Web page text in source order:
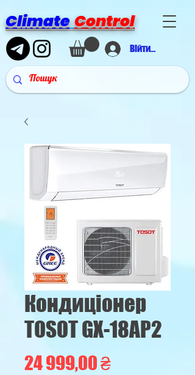
Climate Control
Війти в аккаунт
Кондиціонер
TOSOT GX-18AP2
24 999,00 ₴Ціна